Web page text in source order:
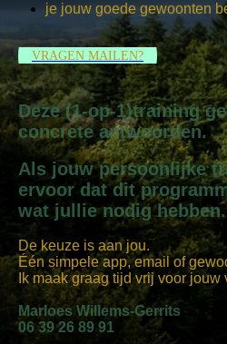
je jouw goede gewoonten
VRAGEN MAILEN?
Deze (1-op-1)training
concrete antwoorden.
Als jouw persoonlijke
ervoor dat dit
wat jullie nodig hebben.
De keuze is aan jou.
Één simpele app, email of
Ik maak graag tijd vrij voor jouw
Marloes Willems-Gerrits
06 39 26 89 91